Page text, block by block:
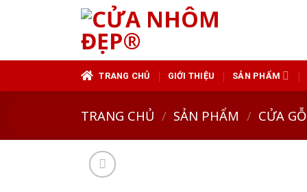
TRANG CHỦ GIỚI THIỆU SẢN PHẨM
TRANG CHỦ / SẢN PHẨM / CỬA GỖ